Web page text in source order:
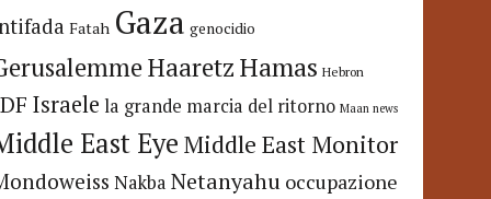
Fatah Gaza genocidio
HaaretzHamas Hebron
Israele la grande marcia del ritorno Maan news
East Eye Middle East Monitor
Nakba Netanyahu occupazione